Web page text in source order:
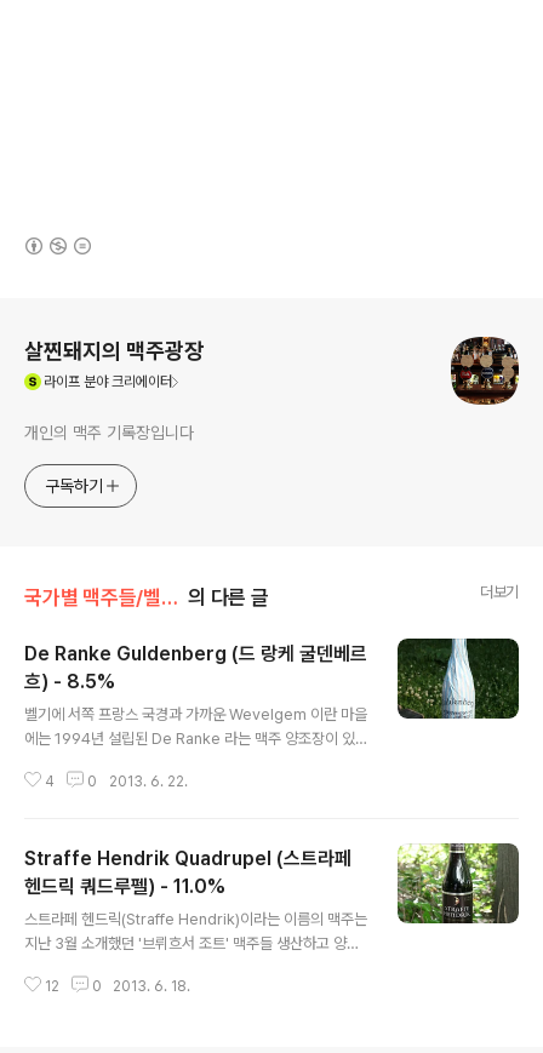
살찐돼지의 맥주광장
라이프분야 크리에이터
개인의 맥주 기록장입니다
구독하기
국가별 맥주들/벨기에 의 다른 글 더보기
De Ranke Guldenberg (드 랑케 굴덴베르
흐) - 8.5%
벨기에 서쪽 프랑스 국경과 가까운 Wevelgem 이란 마을
에는 1994년 설립된 De Ranke 라는 맥주 양조장이 있습
로서 오늘 소개하는 제품은 굴덴베르흐(Guldenberg)이
gem 에 있는 Guldenberg Abbey 로부터 트리펠(Trip
el) 맥주답게 그 이름이 수도원에서 유래했습니다. - 블로
그에 리뷰된 De Ranke 양조장의 맥주 - De Ranke Kri
ek (드 랑케 크릭) - 7.0% - 2010.11.24 벨기에 수도원식
an Cand..
4 0 2013. 6. 22.
Straffe Hendrik Quadrupel (스트라페
헨드릭 쿼드루펠) - 11.0%
스트라페 헨드릭(Straffe Hendrik)이라는 이름의 맥주는
지난 3월 소개했던 '브뤼흐서 조트' 맥주들 생산하고 양조
Maan 소속으로 '브뤼흐서 조트' 와 함께 Brouwerij De
12 0 2013. 6. 18.